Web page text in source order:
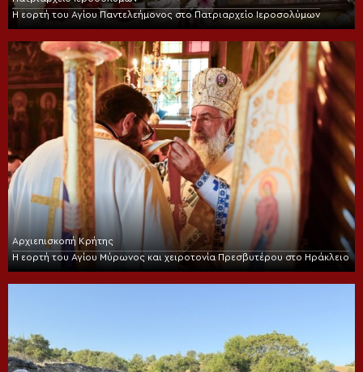
Η εορτή του Αγίου Παντελεήμονος στο Πατριαρχείο Ιεροσολύμων
Αρχιεπισκοπή Κρήτης
Η εορτή του Αγίου Μύρωνος και χειροτονία Πρεσβυτέρου στο Ηράκλειο